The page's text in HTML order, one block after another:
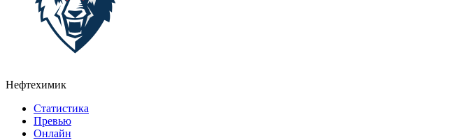
Нефтехимик
Статистика
Превью
Онлайн